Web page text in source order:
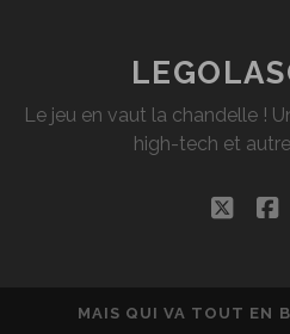
Le jeu en vaut la chandelle !
high-tech et
MAIS QUI VA TOUT EN